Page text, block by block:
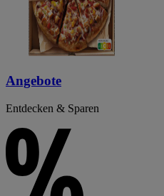
Angebote
Entdecken & Sparen